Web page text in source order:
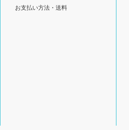
お支払い方法・送料